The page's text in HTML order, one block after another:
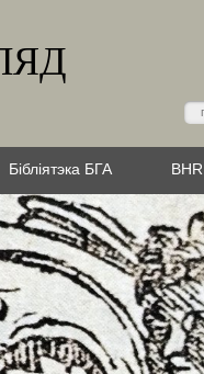
Бібліятэка БГА